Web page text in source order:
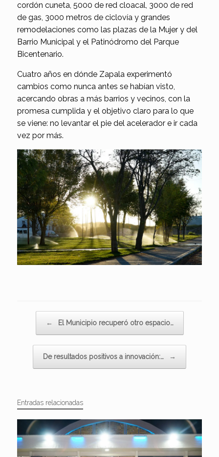
cordón cuneta, 5000 de red cloacal, 3000 de red
de gas, 3000 metros de ciclovía y grandes
remodelaciones como las plazas de la Mujer y del
Barrio Municipal y el Patinódromo del Parque
Bicentenario.
Cuatro años en dónde Zapala experimentó
cambios como nunca antes se habían visto,
acercando obras a más barrios y vecinos, con la
promesa cumplida y el objetivo claro para lo que
se viene: no levantar el pie del acelerador e ir cada
vez por más.
← El Municipio recuperó otro espacio…
De resultados positivos a innovación:… →
Entradas relacionadas